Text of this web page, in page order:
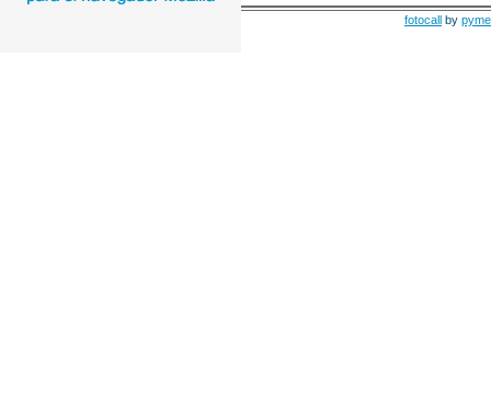
fotocall by